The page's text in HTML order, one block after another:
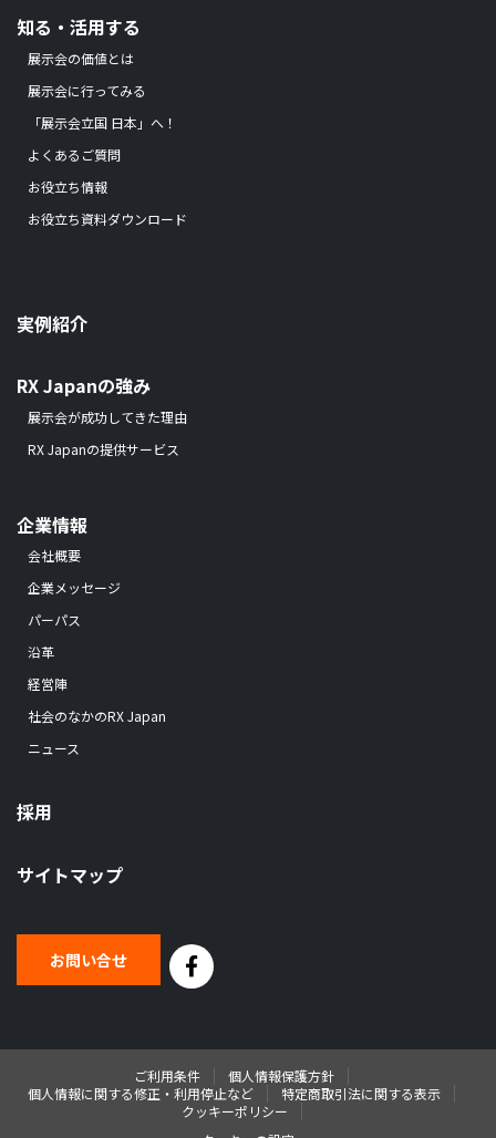
知る・活用する
展示会の価値とは
展示会に行ってみる
「展示会立国 日本」へ！
よくあるご質問
お役立ち情報
お役立ち資料ダウンロード
実例紹介
RX Japanの強み
展示会が成功してきた理由
RX Japanの提供サービス
企業情報
会社概要
企業メッセージ
パーパス
沿革
経営陣
社会のなかのRX Japan
ニュース
採用
サイトマップ
お問い合せ
ご利用条件
個人情報保護方針
個人情報に関する修正・利用停止など
特定商取引法に関する表示
クッキーポリシー